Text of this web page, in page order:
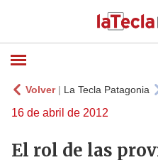
Volver| La Tecla Patagonia
16 de abril de 2012
El rol de las